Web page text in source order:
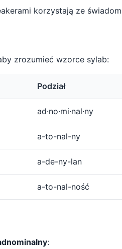
korzystają ze
zrozumieć wzorce sylab:
Podział
ad·no·mi·nal·ny
a-to-nal-ny
a-de-ny-lan
a-to-nal-ność
: